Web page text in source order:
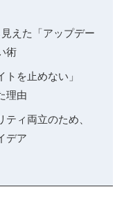
えた「アップデー
術
を止めない」
理由
ィ両立のため、
デア